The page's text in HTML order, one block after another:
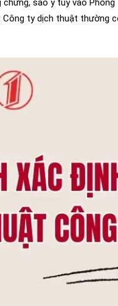
chứng, sao y tùy vào
Công ty dịch thuật thường